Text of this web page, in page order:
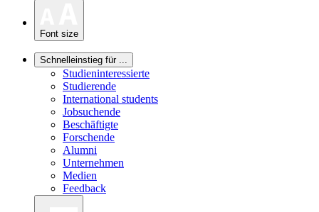
Font size
Schnelleinstieg für ...
Studieninteressierte
Studierende
International students
Jobsuchende
Beschäftigte
Forschende
Alumni
Unternehmen
Medien
Feedback